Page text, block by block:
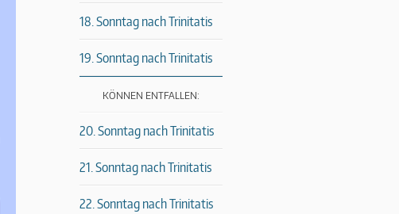
18. Sonntag nach Trinitatis
19. Sonntag nach Trinitatis
KÖNNEN ENTFALLEN:
20. Sonntag nach Trinitatis
21. Sonntag nach Trinitatis
22. Sonntag nach Trinitatis